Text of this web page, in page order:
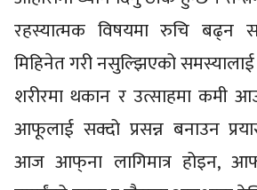
रहस्यात्मक विषयमा रुचि
मिहिनेत गरी नसुल्झिएको
शरीरमा थकान र उत्साहमा कमी
आफूलाई सक्दो प्रसन्न बनाउन
आज आफ्‌ना लागिमात्र होइन,